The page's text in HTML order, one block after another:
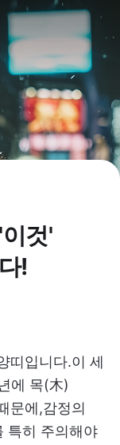
것'
!
띠입니다.이 세
에 목(木)
문에,감정의
특히 주의해야